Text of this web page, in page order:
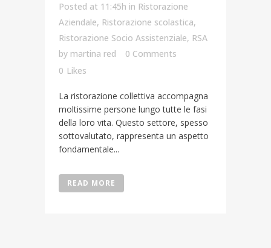
Posted at 11:45h in Ristorazione
Aziendale, Ristorazione scolastica,
Ristorazione Socio Assistenziale, RSA
by martina red
0 Comments
0 Likes
La ristorazione collettiva accompagna
moltissime persone lungo tutte le fasi
della loro vita. Questo settore, spesso
sottovalutato, rappresenta un aspetto
fondamentale...
READ MORE